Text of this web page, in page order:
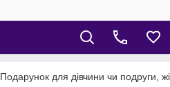
Подарунок для дівчини чи подруги,